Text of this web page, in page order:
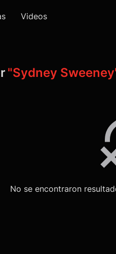
Videos
"Sydney
No se encontraron